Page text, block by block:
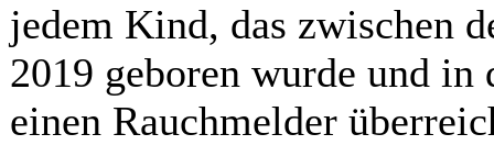
jedem Kind, das zwischen
2019 geboren wurde und
einen Rauchmelder